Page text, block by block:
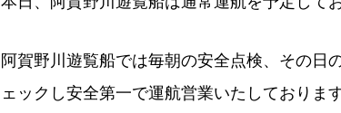
阿賀野川遊覧船では毎朝の安全点検、その日
ェックし安全第一で運航営業いたしております